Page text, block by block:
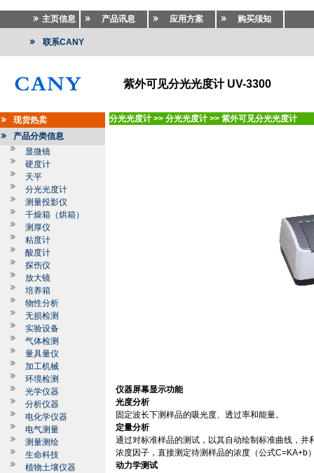
主页信息 产品讯息 应用方案 购买须知
联系CANY
紫外可见分光光度计 UV-3300
现货热卖
产品分类信息
显微镜
硬度计
天平
分光光度计
测量投影仪
干燥箱（烘箱）
测厚仪
粘度计
酸度计
探伤仪
放大镜
培养箱
物性分析
无损检测
实验设备
气体检测
量具量仪
加工机械
环境检测
光学仪器
分析仪器
电化学仪器
电气测量
测量测绘
生命科技
植物土壤仪器
分光光度计 >> 分光光度计 >> 紫外可见分光光度计
仪器屏幕显示功能
光度分析
固定波长下测样品的吸光度、透过率和能量。
定量分析
通过对标准样品的测试，以其自动绘制标准曲线，
浓度因子，直接测定待测样品的浓度（公式C=KA+b
动力学测试